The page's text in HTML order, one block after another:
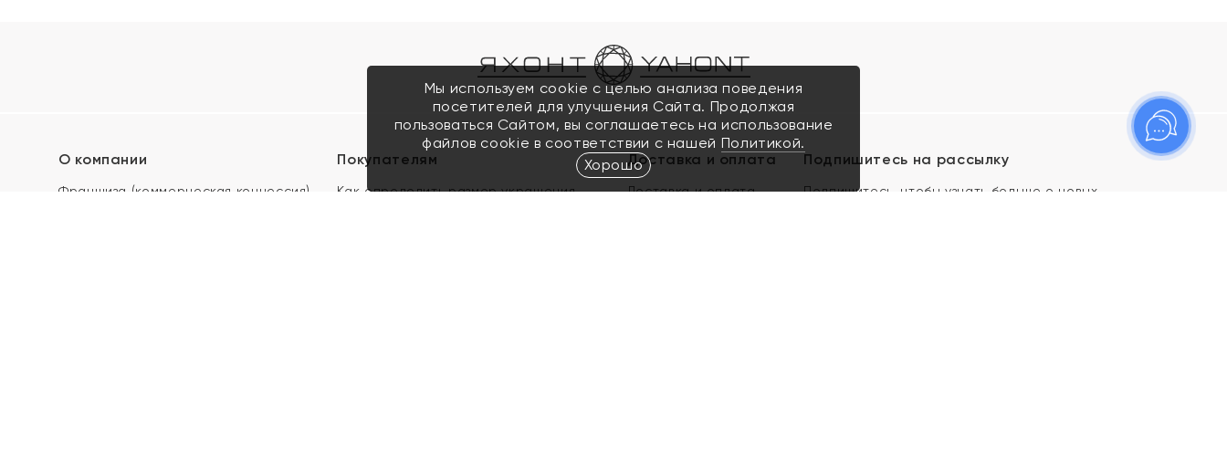
О компании
Франшиза (коммерческая концессия)
Покупателям
Как определить размер украшения
Доставка и оплата
Доставка и оплата
Подпишитесь на рассылку
Подпишитесь, чтобы узнать больше о новых
Мы используем cookie с целью анализа поведения
посетителей для улучшения Сайта. Продолжая
пользоваться Сайтом, вы соглашаетесь на использование
файлов cookie в соответствии с нашей Политикой.
Хорошо